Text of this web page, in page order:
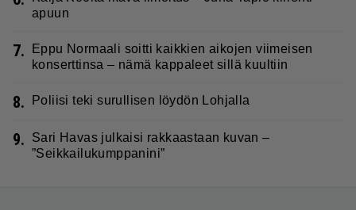
apuun
7.
Eppu Normaali soitti kaikkien aikojen viimeisen
konserttinsa – nämä kappaleet sillä kuultiin
8. Poliisi teki surullisen löydön Lohjalla
9.
Sari Havas julkaisi rakkaastaan kuvan –
”Seikkailukumppanini”